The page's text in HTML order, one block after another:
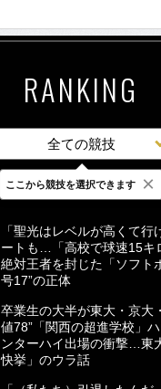
RANKING
全ての競技
最新 24時間 週間
「聖光はレベルが高くて行
ートも…「高校で球速15キ
絶対王者を封じた「ソフト
号17”の正体
卒業生の大半が東大・京大
値78”「関西の超進学校」
ンターハイ出場の衝撃…東
快挙」のウラ話
ここから競技を選択できます ×